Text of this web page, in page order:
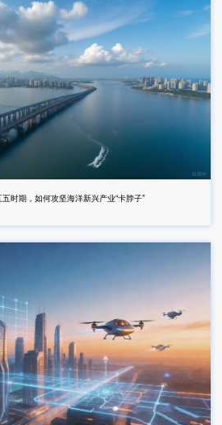
五时期，如何攻坚海洋新兴产业“卡脖子”